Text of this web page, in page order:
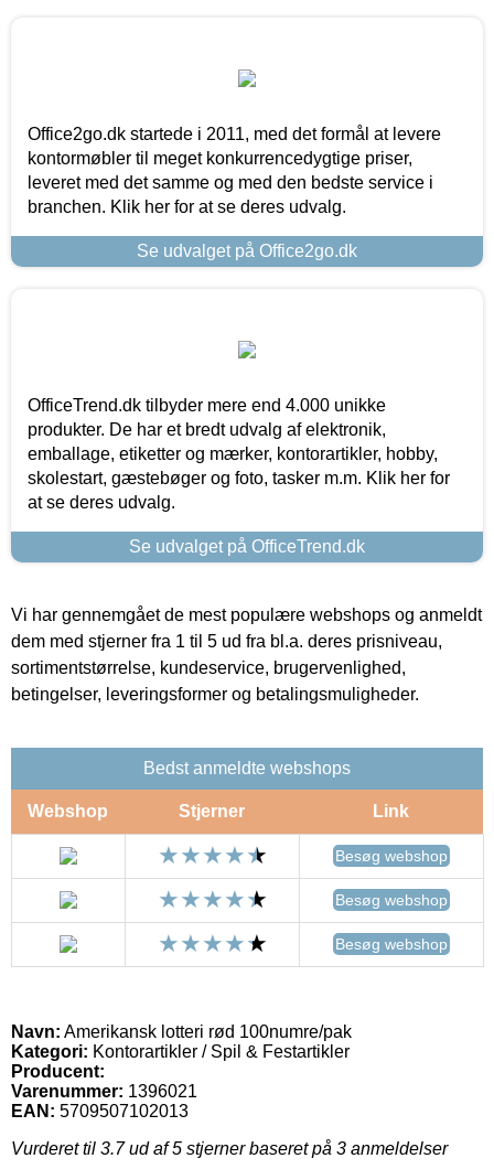
Office2go.dk startede i 2011, med det formål at levere
kontormøbler til meget konkurrencedygtige priser,
leveret med det samme og med den bedste service i
branchen. Klik her for at se deres udvalg.
Se udvalget på Office2go.dk
OfficeTrend.dk tilbyder mere end 4.000 unikke
produkter. De har et bredt udvalg af elektronik,
emballage, etiketter og mærker, kontorartikler, hobby,
skolestart, gæstebøger og foto, tasker m.m. Klik her for
at se deres udvalg.
Se udvalget på OfficeTrend.dk
Vi har gennemgået de mest populære webshops og anmeldt
dem med stjerner fra 1 til 5 ud fra bl.a. deres prisniveau,
sortimentstørrelse, kundeservice, brugervenlighed,
betingelser, leveringsformer og betalingsmuligheder.
Bedst anmeldte webshops
Webshop Stjerner Link
Besøg webshop
Besøg webshop
Besøg webshop
Navn: Amerikansk lotteri rød 100numre/pak
Kategori: Kontorartikler / Spil & Festartikler
Producent:
Varenummer: 1396021
EAN: 5709507102013
Vurderet til 3.7ud af 5 stjerner baseret på 3 anmeldelser